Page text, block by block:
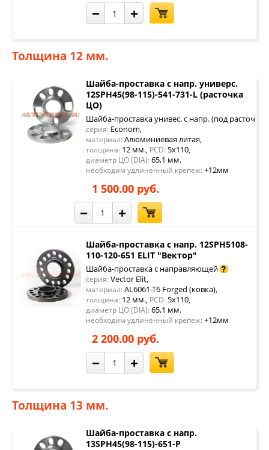
− +
Толщина 12 мм.
Шайба-проставка с напр. универс.
12SPH45(98-115)-541-731-L (расточка
ЦО)
Шайба-проставка унивес. с напр. (под расточку
серия: Econom,
материал: Алюминиевая литая,
толщина: 12 мм., PCD: 5x110,
диаметр ЦО (DIA): 65,1 мм.
необходим удлиненный крепеж: +12мм
1 500.00 руб.
− +
Шайба-проставка с напр. 12SPH5108-
110-120-651 ELIT "Вектор"
Шайба-проставка с направляющей
серия: Vector Elit,
материал: AL6061-T6 Forged (ковка),
толщина: 12 мм., PCD: 5x110,
диаметр ЦО (DIA): 65,1 мм.
необходим удлиненный крепеж: +12мм
2 200.00 руб.
− +
Толщина 13 мм.
Шайба-проставка с напр.
13SPH45(98-115)-651-P